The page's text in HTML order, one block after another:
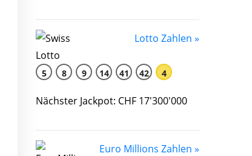
Lotto Zahlen »
5 8 9 14 41 42 4
Nächster Jackpot: CHF 17'300'000
Euro Millions Zahlen »